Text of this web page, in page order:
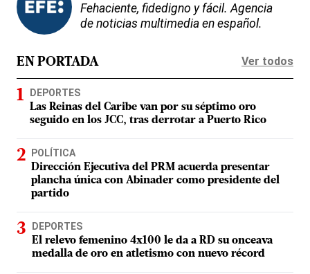
Fehaciente, fidedigno y fácil. Agencia
de noticias multimedia en español.
EN PORTADA Ver todos
DEPORTES
Las Reinas del Caribe van por su séptimo oro
seguido en los JCC, tras derrotar a Puerto Rico
POLÍTICA
Dirección Ejecutiva del PRM acuerda presentar
plancha única con Abinader como presidente del
partido
DEPORTES
El relevo femenino 4x100 le da a RD su onceava
medalla de oro en atletismo con nuevo récord